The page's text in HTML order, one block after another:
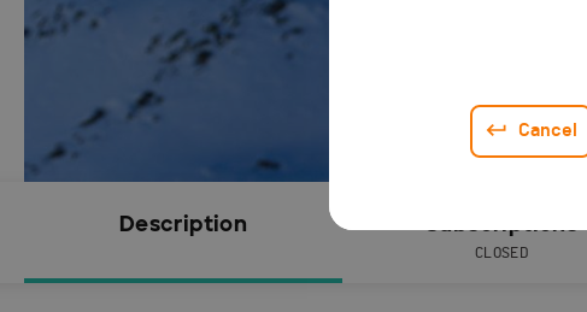
Cancel
Description Subscriptions
CLOSED